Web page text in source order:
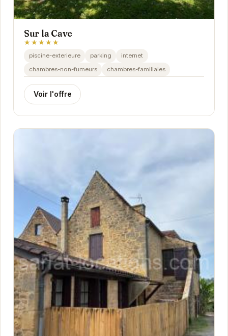
Sur la Cave
★★★★★
piscine-exterieure parking
internet
chambres-non-fumeurs
chambres-familiales
Voir l'offre